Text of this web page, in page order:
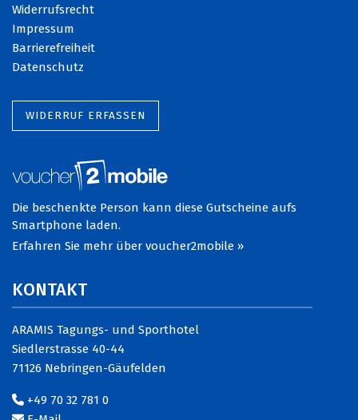
Widerrufsrecht
Impressum
Barrierefreiheit
Datenschutz
WIDERRUF ERFASSEN
Die beschenkte Person kann diese Gutscheine aufs
Smartphone laden.
Erfahren Sie mehr über voucher2mobile »
KONTAKT
ARAMIS Tagungs- und Sporthotel
Siedlerstrasse 40-44
71126 Nebringen-Gäufelden
+49 70 32 781 0